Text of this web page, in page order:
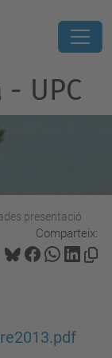
- UPC
presentació
Comparteix: